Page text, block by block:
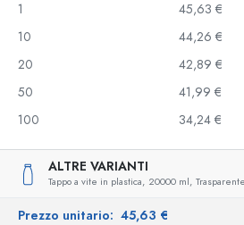
1
45,63 €
10
44,26 €
20
42,89 €
50
41,99 €
100
34,24 €
ALTRE VARIANTI
Tappo a vite in plastica, 20000 ml, Trasparente
Prezzo unitario: 45,63 €